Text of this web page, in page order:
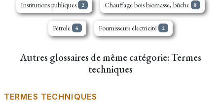
Institutions publiques 2 Chauffage bois biomasse, bûche 8
Pétrole 4 Fournisseurs électricité 2
Autres glossaires de même catégorie: Termes
techniques
TERMES TECHNIQUES